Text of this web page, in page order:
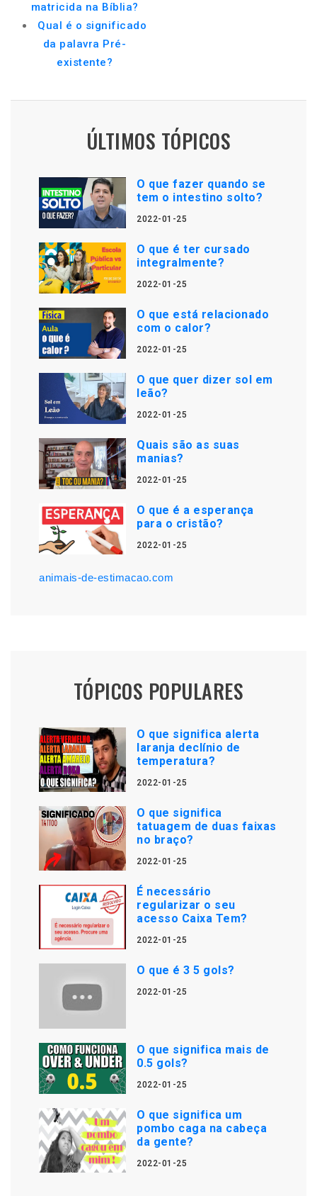
matricida na Bíblia?
Qual é o significado
da palavra Pré-
existente?
ÚLTIMOS TÓPICOS
O que fazer quando se
tem o intestino solto?
2022-01-25
O que é ter cursado
integralmente?
2022-01-25
O que está relacionado
com o calor?
2022-01-25
O que quer dizer sol em
leão?
2022-01-25
Quais são as suas
manias?
2022-01-25
O que é a esperança
para o cristão?
2022-01-25
animais-de-estimacao.com
TÓPICOS POPULARES
O que significa alerta
laranja declínio de
temperatura?
2022-01-25
O que significa
tatuagem de duas faixas
no braço?
2022-01-25
É necessário
regularizar o seu
acesso Caixa Tem?
2022-01-25
O que é 3 5 gols?
2022-01-25
O que significa mais de
0.5 gols?
2022-01-25
O que significa um
pombo caga na cabeça
da gente?
2022-01-25